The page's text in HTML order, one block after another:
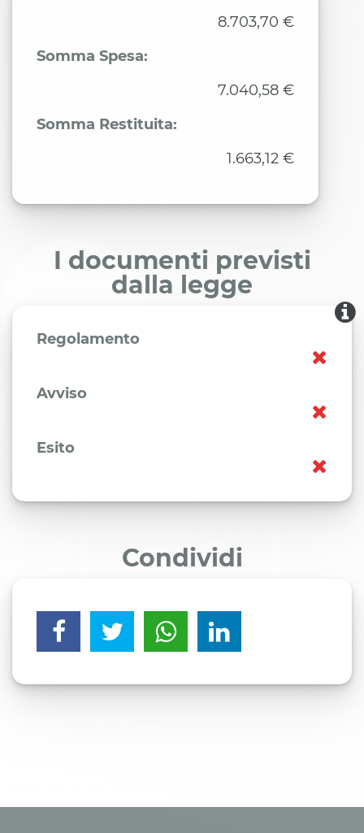
8.703,70 €
Somma Spesa:
7.040,58 €
Somma Restituita:
1.663,12 €
I documenti previsti
dalla legge
Regolamento
Avviso
Esito
Condividi